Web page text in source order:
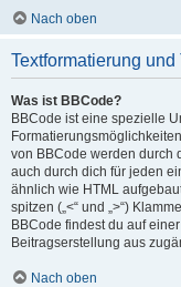
Nach oben
Textformatierung
Was ist BBCode?
BBCode ist eine spezielle
von BBCode werden durch
auch durch dich für jeden
ähnlich wie HTML
spitzen („<“ und „>“)
BBCode findest du auf
Beitragserstellung aus
Nach oben